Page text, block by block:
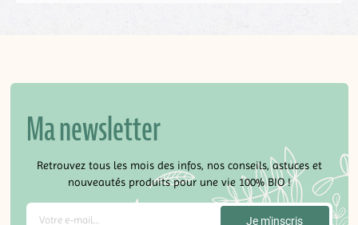
Ma newsletter
Retrouvez tous les mois des infos, nos conseils, astuces et
nouveautés produits pour une vie 100% BIO !